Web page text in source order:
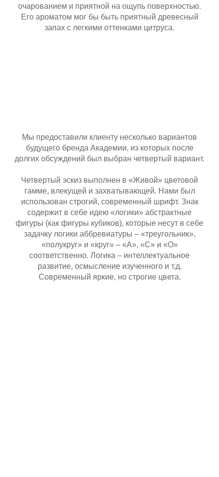
очарованием и приятной на ощупь поверхностью.
Его ароматом мог бы быть приятный древесный
запах с легкими оттенками цитруса.
Мы предоставили клиенту несколько вариантов
будущего бренда Академии, из которых после
долгих обсуждений был выбран четвертый вариант.
Четвертый эскиз выполнен в «Живой» цветовой
гамме, влекущей и захватывающей. Нами был
использован строгий, современный шрифт. Знак
содержит в себе идею «логики» абстрактные
фигуры (как фигуры кубиков), которые несут в себе
задачку логики аббревиатуры – «треугольник»,
«полукруг» и «круг» – «А», «С» и «О»
соответственно. Логика – интеллектуальное
развитие, осмысление изученного и т.д.
Современный яркие, но строгие цвета.